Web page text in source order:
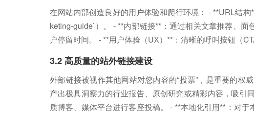
在网站内部创造良好的用户体验和爬行环境： - **URL结
keting-guide`）。 - **内部链接**：通过相关文章推荐、
户停留时间。 - **用户体验（UX）**：清晰的呼叫按钮（
3.2 高质量的站外链接建设
外部链接被视作其他网站对您内容的“投票”，是重要的权
产出极具洞察力的行业报告、原创研究或精彩内容，吸引
质博客、媒体平台进行客座投稿。 - **本地化引用**：对